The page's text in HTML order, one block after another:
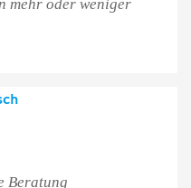
mehr oder weniger
Beratung